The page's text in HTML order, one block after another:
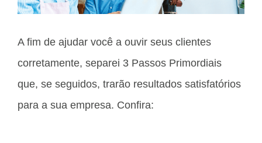
A fim de ajudar você a ouvir seus clientes
corretamente, separei 3 Passos Primordiais
que, se seguidos, trarão resultados satisfatórios
para a sua empresa. Confira: